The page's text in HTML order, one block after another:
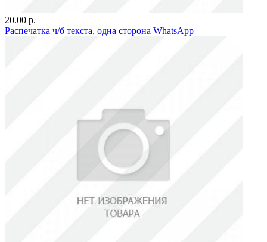
20.00 р.
Распечатка ч/б текста, одна сторона WhatsApp